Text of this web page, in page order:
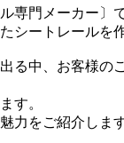
専門メーカー
シートレールを
る中、お客様の
す。
力をご紹介します